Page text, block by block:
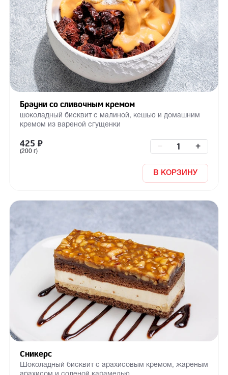
Брауни со сливочным кремом
шоколадный бисквит с малиной, кешью и домашним
кремом из вареной сгущенки
425 ₽
(200 г)
+
В КОРЗИНУ
Сникерс
Шоколадный бисквит с арахисовым кремом, жареным